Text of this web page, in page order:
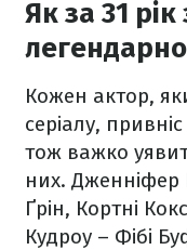
Як за 31
Кожен актор,
серіалу,
тож важко
них. Дженніфер
Ґрін, Кортні
Кудроу – Фібі